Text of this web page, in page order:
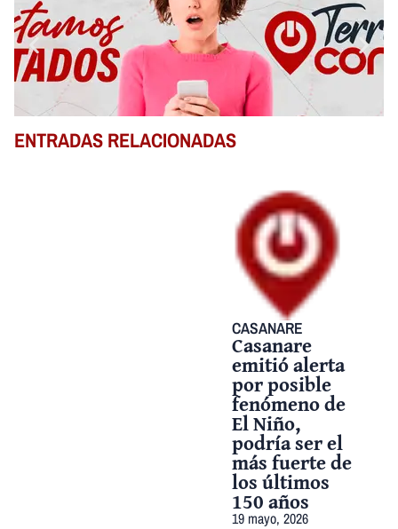
ENTRADAS RELACIONADAS
CASANARE
Casanare
emitió alerta
por posible
fenómeno de
El Niño,
podría ser el
más fuerte de
los últimos
150 años
19 mayo, 2026